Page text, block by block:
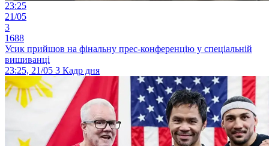
23:25
21/05
3
1688
Усик прийшов на фінальну прес-конференцію у спеціальній
вишиванці
23:25, 21/05 3 Кадр дня